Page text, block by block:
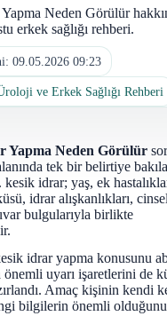
Neden Görülür
erkek sağlığı rehberi.
09.05.2026 09:23
ve Erkek Sağlığı Rehberi
Yapma Neden Görülür
tek bir belirtiye
kesik idrar; yaş, ek
idrar alışkanlıkları,
bulgularıyla birlikte
idrar yapma konusunu
uyarı işaretlerini de
Amaç kişinin kendi
bilgilerin önemli